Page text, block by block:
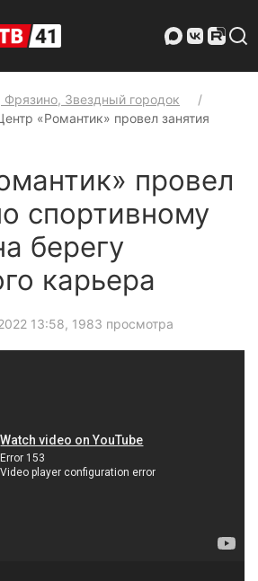
Звездный городок
«Романтик» провел занятия
провел
спортивному
берегу
карьера
13:58, 1983 просмотра